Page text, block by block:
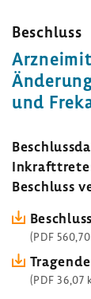
hier:
Beschluss
und
Beschluss
(PDF
(PDF 36,07